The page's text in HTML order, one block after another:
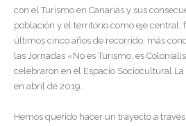
con el Turismo en Canarias y sus
población y el territorio como eje central;
últimos cinco años de recorrido, más
las Jornadas «No es Turismo, es
celebraron en el Espacio Sociocultural La
en abril de 2019.
Hemos querido hacer un trayecto a